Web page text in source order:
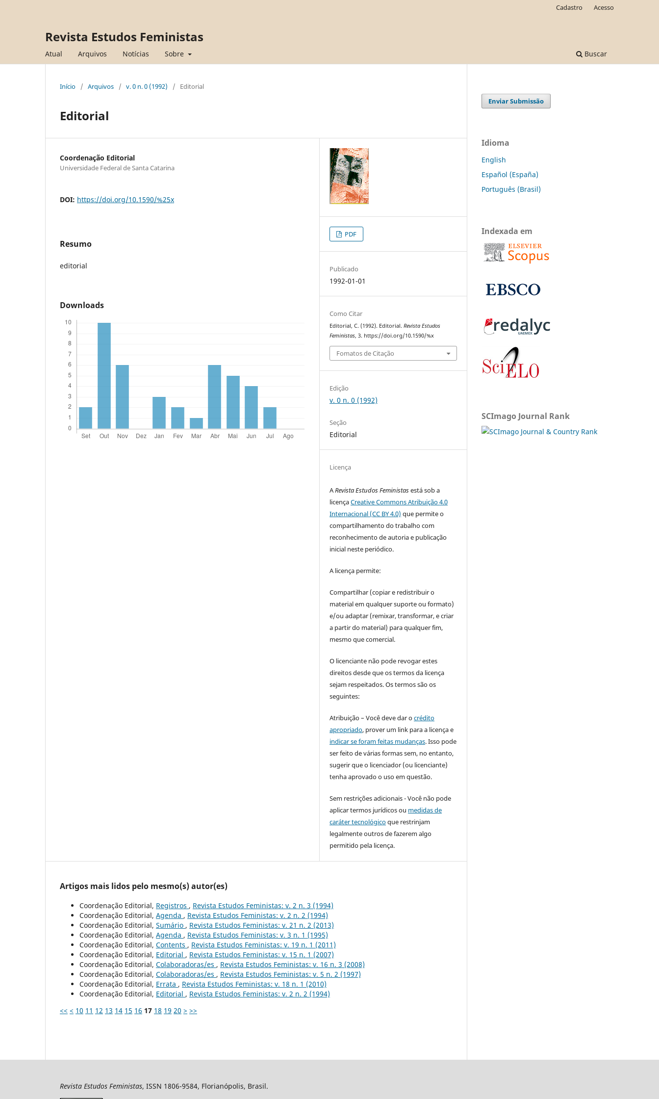
Revista Estudos Feministas
Atual Arquivos Notícias Sobre Buscar
Cadastro Acesso
Início / Arquivos / v. 0 n. 0 (1992) / Editorial
Editorial
Coordenação Editorial
Universidade Federal de Santa Catarina
DOI: https://doi.org/10.1590/%25x
Resumo
editorial
Downloads
PDF
Publicado
1992-01-01
Como Citar
Editorial, C. (1992). Editorial.Revista Estudos
Feministas, 3. https://doi.org/10.1590/%x
Fomatos de Citação
Edição
v. 0 n. 0 (1992)
Seção
Editorial
Licença
ARevista Estudos Feministasestá sob a
licençaCreative Commons Atribuição 4.0
Internacional (CC BY 4.0) que permite o
compartilhamento do trabalho com
reconhecimento de autoria e publicação
inicial neste periódico.
A licença permite:
Compartilhar (copiar e redistribuir o
material em qualquer suporte ou formato)
e/ou adaptar (remixar, transformar, e criar
a partir do material) para qualquer fim,
mesmo que comercial.
O licenciante não pode revogar estes
direitos desde que os termos da licença
sejam respeitados. Os termos são os
seguintes:
Atribuição – Você deve dar ocrédito
apropriado, prover um link para a licença e
indicar se foram feitas mudanças. Isso pode
ser feito de várias formas sem, no entanto,
sugerir que o licenciador (ou licenciante)
tenha aprovado o uso em questão.
Sem restrições adicionais - Você não pode
aplicar termos jurídicos ou medidas de
caráter tecnológicoque restrinjam
legalmente outros de fazerem algo
permitido pela licença.
Artigos mais lidos pelo mesmo(s) autor(es)
Coordenação Editorial, Registros , Revista Estudos Feministas: v. 2 n. 3 (1994)
Coordenação Editorial, Agenda , Revista Estudos Feministas: v. 2 n. 2 (1994)
Coordenação Editorial, Sumário , Revista Estudos Feministas: v. 21 n. 2 (2013)
Coordenação Editorial, Agenda , Revista Estudos Feministas: v. 3 n. 1 (1995)
Coordenação Editorial, Contents , Revista Estudos Feministas: v. 19 n. 1 (2011)
Coordenação Editorial, Editorial , Revista Estudos Feministas: v. 15 n. 1 (2007)
Coordenação Editorial, Colaboradoras/es , Revista Estudos Feministas: v. 16 n. 3 (2008)
Coordenação Editorial, Colaboradoras/es , Revista Estudos Feministas: v. 5 n. 2 (1997)
Coordenação Editorial, Errata , Revista Estudos Feministas: v. 18 n. 1 (2010)
Coordenação Editorial, Editorial , Revista Estudos Feministas: v. 2 n. 2 (1994)
<< < 10 11 12 13 14 15 16 17 18 19 20 > >>
Enviar Submissão
Idioma
English
Español (España)
Português (Brasil)
Indexada em
SCImago Journal Rank
Revista Estudos Feministas, ISSN 1806-9584, Florianópolis, Brasil.